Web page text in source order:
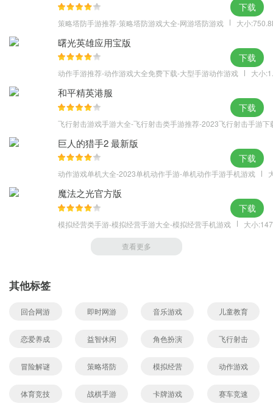
策略塔防手游推荐-策略塔防游戏大全-网游塔防游戏 大小
下载
曙光英雄应用宝版
动作手游推荐-动作游戏大全免费下载-大型手游动作游戏 大小
下载
和平精英港服
飞行射击游戏手游大全-飞行射击类手游推荐-2023飞行射击手游下
下载
巨人的猎手2 最新版
动作游戏单机大全-2023单机动作手游-单机动作手游手机游戏
下载
魔法之光官方版
模拟经营类手游-模拟经营手游大全-模拟经营手机游戏 大小
下载
查看更多
其他标签
回合网游 即时网游 音乐游戏 儿童教育
恋爱养成 益智休闲 角色扮演 飞行射击
冒险解谜 策略塔防 模拟经营 动作游戏
体育竞技 战棋手游 卡牌游戏 赛车竞速